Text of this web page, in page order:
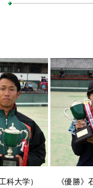
科大学） 《優勝